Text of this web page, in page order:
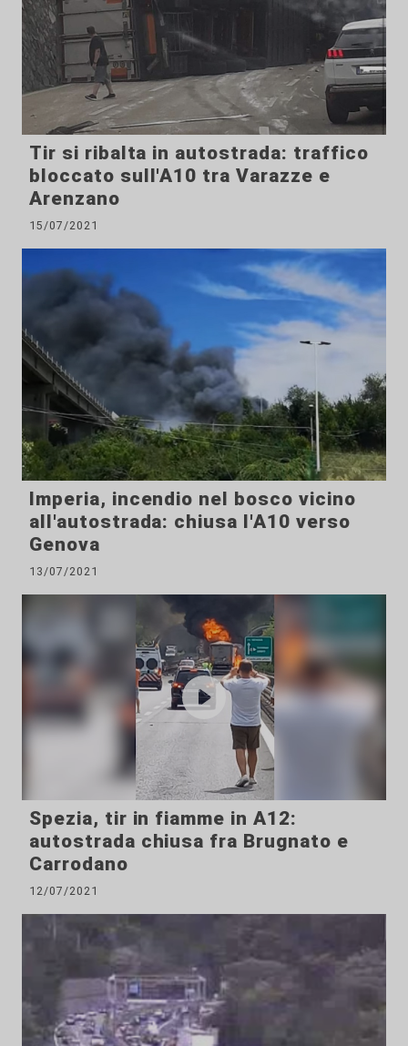
Tir si ribalta in autostrada: traffico
bloccato sull'A10 tra Varazze e
Arenzano
15/07/2021
Imperia, incendio nel bosco vicino
all'autostrada: chiusa l'A10 verso
Genova
13/07/2021
Spezia, tir in fiamme in A12:
autostrada chiusa fra Brugnato e
Carrodano
12/07/2021